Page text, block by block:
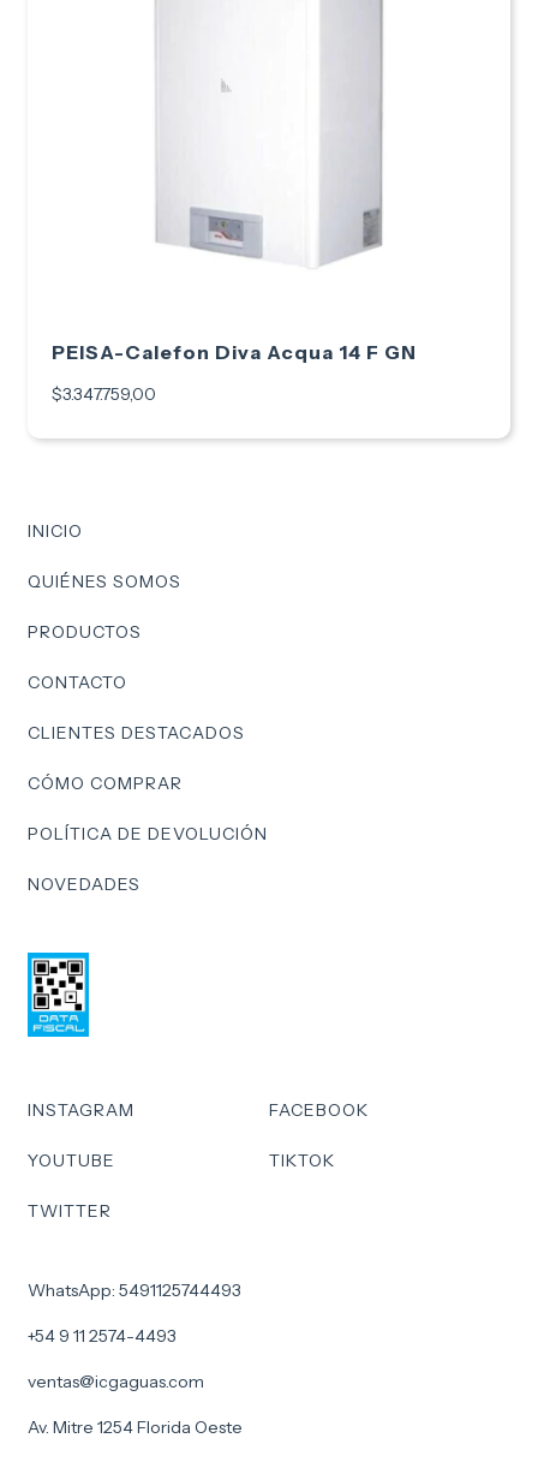
PEISA-Calefon Diva Acqua 14 F GN
$3.347.759,00
INICIO
QUIÉNES SOMOS
PRODUCTOS
CONTACTO
CLIENTES DESTACADOS
CÓMO COMPRAR
POLÍTICA DE DEVOLUCIÓN
NOVEDADES
INSTAGRAM FACEBOOK
YOUTUBE TIKTOK
TWITTER
WhatsApp: 5491125744493
+54 9 11 2574-4493
ventas@icgaguas.com
Av. Mitre 1254 Florida Oeste